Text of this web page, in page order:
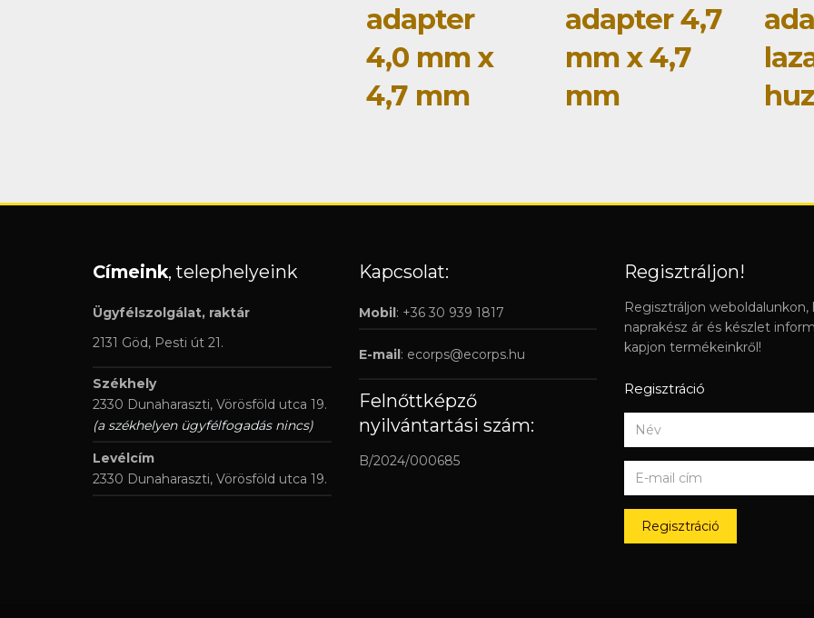
adapter
4,0 mm x
4,7 mm
adapter 4,7
mm x 4,7
mm
Címeink, telephelyeink
Ügyfélszolgálat, raktár
2131 Göd, Pesti út 21.
Székhely
2330 Dunaharaszti, Vörösföld utca 19.
(a székhelyen ügyfélfogadás nincs)
Levélcím
2330 Dunaharaszti, Vörösföld utca 19.
Kapcsolat:
Mobil: +36 30 939 1817
E-mail: ecorps@ecorps.hu
Felnőttképző
nyilvántartási szám:
B/2024/000685
Regisztráljon!
Regisztráljon weboldalunkon,
naprakész ár és készlet
kapjon termékeinkről!
Regisztráció
Regisztráció